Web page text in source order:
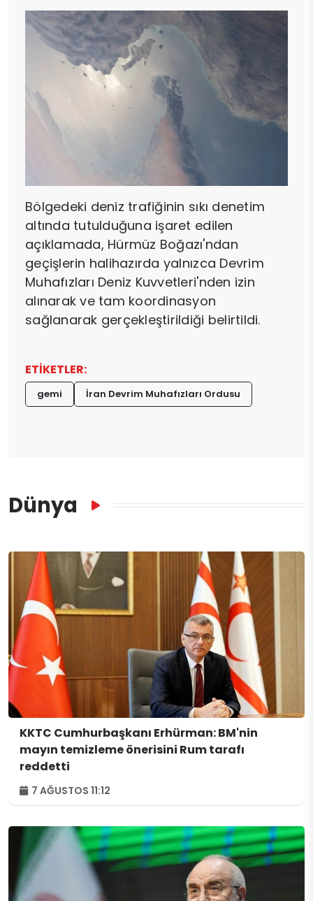
Bölgedeki deniz trafiğinin sıkı denetim
altında tutulduğuna işaret edilen
açıklamada, Hürmüz Boğazı'ndan
geçişlerin halihazırda yalnızca Devrim
Muhafızları Deniz Kuvvetleri'nden izin
alınarak ve tam koordinasyon
sağlanarak gerçekleştirildiği belirtildi.
ETİKETLER:
gemi İran Devrim Muhafızları Ordusu
Dünya
KKTC Cumhurbaşkanı Erhürman: BM'nin
mayın temizleme önerisini Rum tarafı
reddetti
7 AĞUSTOS 11:12